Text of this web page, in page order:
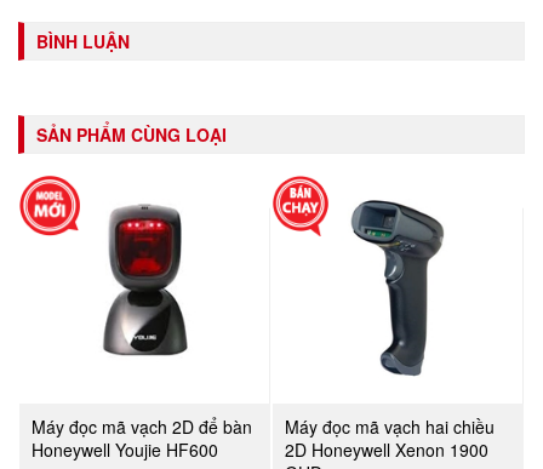
BÌNH LUẬN
SẢN PHẨM CÙNG LOẠI
Máy đọc mã vạch 2D để bàn
Honeywell Youjie HF600
Máy đọc mã vạch hai chiều
2D Honeywell Xenon 1900